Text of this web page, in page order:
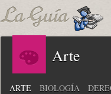
Arte
ARTE BIOLOGÍA